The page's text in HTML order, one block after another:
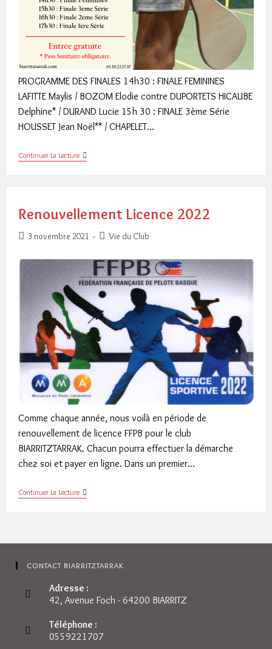
PROGRAMME DES FINALES 14h30 : FINALE FEMININES
LAFITTE Maylis / BOZOM Elodie contre DUPORTETS HICAUBE
Delphine* / DURAND Lucie 15h 30 : FINALE 3ème Série
HOUSSET Jean Noël** / CHAPELET…
Continuer La LectureFinales
Tournoi
Renouvellement Licence 2022
Publication
3 novembre 2021
PostVie du Club
Comme chaque année, nous voilà en période de
renouvellement de licence FFPB pour le club
BIARRITZTARRAK. Chacun pourra effectuer la démarche
chez soi et payer en ligne. Dans un premier…
Continuer La LectureRenouvellement
Licence
CONTACT BIARRITZTARRAK
Adresse :
42, Avenue Foch - 64200 BIARRITZ
Téléphone :
0559221707